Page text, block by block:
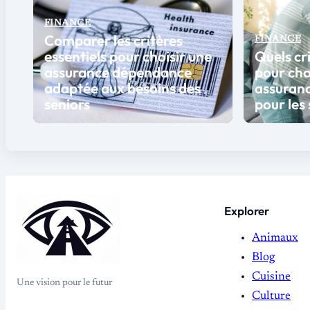
FINANCE
Comparer les critères
essentiels pour choisir une
assurance dépendance
adaptée aux besoins des
seniors
FINANCE
Quels
pour
pour les
Une vision pour le futur
Explorer
Animaux
Blog
Cuisine
Culture